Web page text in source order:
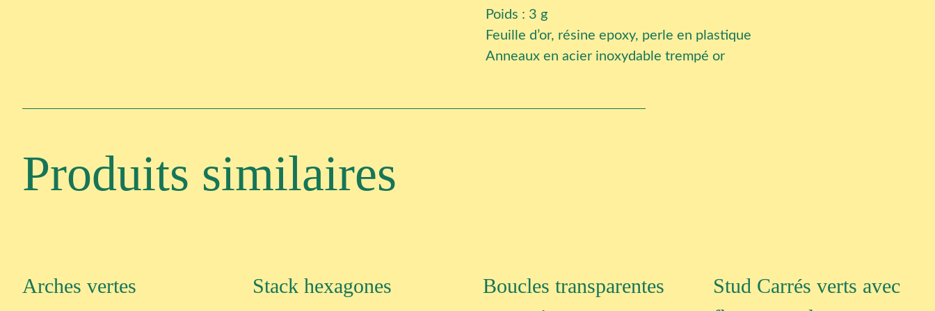
Poids : 3 g
Feuille d’or, résine epoxy, perle en plastique
Anneaux en acier inoxydable trempé or
Produits similaires
Arches vertes Stack hexagones
Boucles transparentes
Stud Carrés verts avec